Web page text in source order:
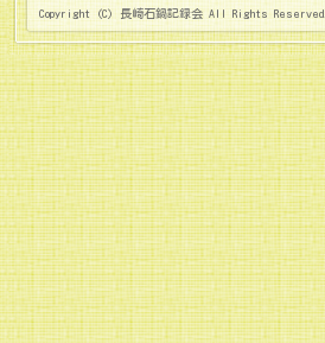
Copyright (C) 長崎石鍋記録会 All Rights Reserved.